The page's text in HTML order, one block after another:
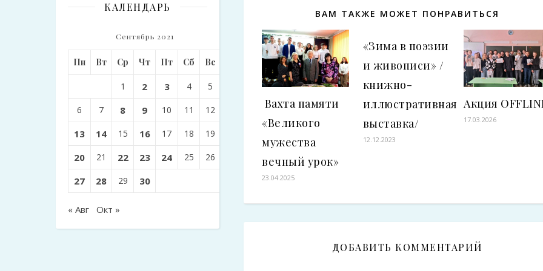
КАЛЕНДАРЬ
Сентябрь 2021
Пн Вт Ср Чт Пт Сб Вс
1 2 3 4 5
6 7 8 9 10 11 12
13 14 15 16 17 18 19
20 21 22 23 24 25 26
27 28 29 30
« Авг Окт »
ВАМ ТАКЖЕ МОЖЕТ ПОНРАВИТЬСЯ
Вахта памяти
«Великого
мужества
вечный урок»
23.04.2025
«Зима в поэзии
и живописи» /
книжно-
иллюстративная
выставка/
12.12.2023
Акция
17.03.2026
ДОБАВИТЬ КОММЕНТАРИЙ